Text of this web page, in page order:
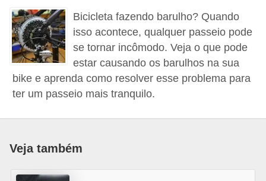
Bicicleta fazendo barulho? Quando
isso acontece, qualquer passeio pode
se tornar incômodo. Veja o que pode
estar causando os barulhos na sua
bike e aprenda como resolver esse problema para
ter um passeio mais tranquilo.
Veja também
o
s
e
o
p
c
i
n